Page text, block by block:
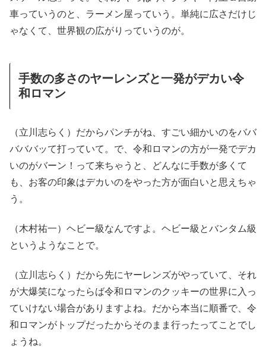
車っていうのと、ラーメン屋っていう。単純に広さだけじ
ゃなくて、世界観の広がりっていうのが。
手数の多さのヤーレンズと一発がデカい令
和ロマン
（立川志らく）だからパンチがね、すごい細かいのをババ
バババッて打っていて。で、令和ロマンの方が一発でデカ
いのがバーン！って来ちゃうと、どんなに手数が多くて
も、お客の印象はデカいのをやった方が面白いと思えちゃ
う。
（木村祐一）ヘビー級なんですよ。ヘビー級とバンタム級
というようなことで。
（立川志らく）だから先にヤーレンズがやっていて、それ
が大爆笑になったらば令和ロマンのクッキーの世界に入っ
ていけない場合がありますよね。だから本当に順番で、令
和ロマンがトップだったからそのまま行ったってことでし
ょうね。